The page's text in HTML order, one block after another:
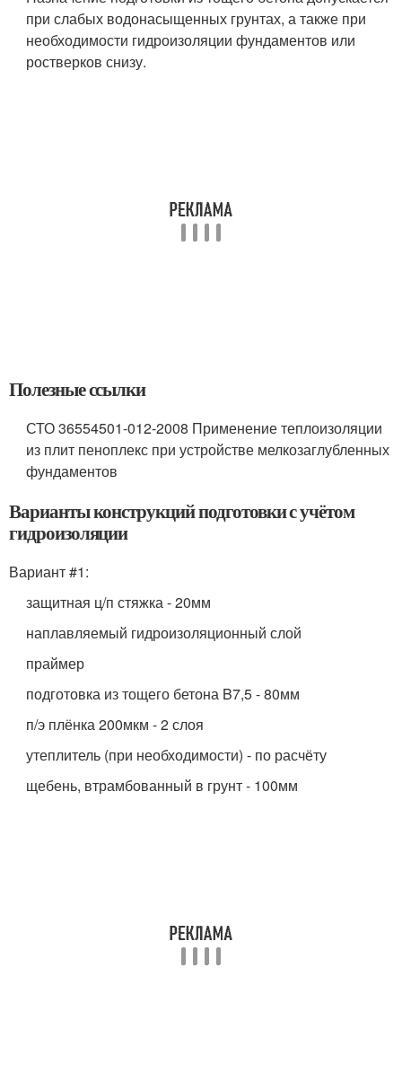
при слабых водонасыщенных грунтах, а также при
необходимости гидроизоляции фундаментов или
ростверков снизу.
Полезные ссылки
СТО 36554501-012-2008 Применение теплоизоляции
из плит пеноплекс при устройстве мелкозаглубленных
фундаментов
Варианты конструкций подготовки с учётом
гидроизоляции
Вариант #1:
защитная ц/п стяжка - 20мм
наплавляемый гидроизоляционный слой
праймер
подготовка из тощего бетона B7,5 - 80мм
п/э плёнка 200мкм - 2 слоя
утеплитель (при необходимости) - по расчёту
щебень, втрамбованный в грунт - 100мм